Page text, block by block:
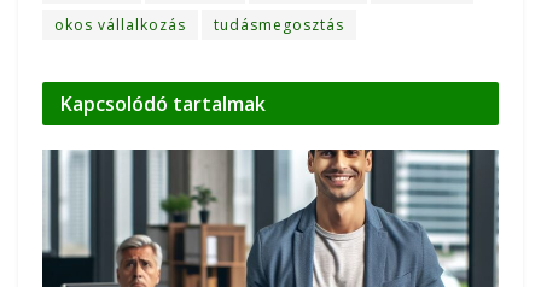
okos vállalkozás
tudásmegosztás
Kapcsolódó tartalmak